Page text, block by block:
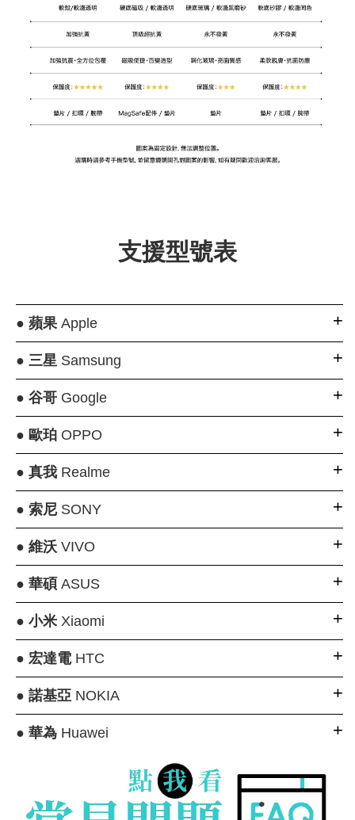
支援型號表
● 蘋果Apple
● 三星Samsung
● 谷哥Google
● 歐珀OPPO
● 真我Realme
● 索尼SONY
● 維沃VIVO
● 華碩 ASUS
● 小米Xiaomi
● 宏達電HTC
● 諾基亞NOKIA
● 華為Huawei